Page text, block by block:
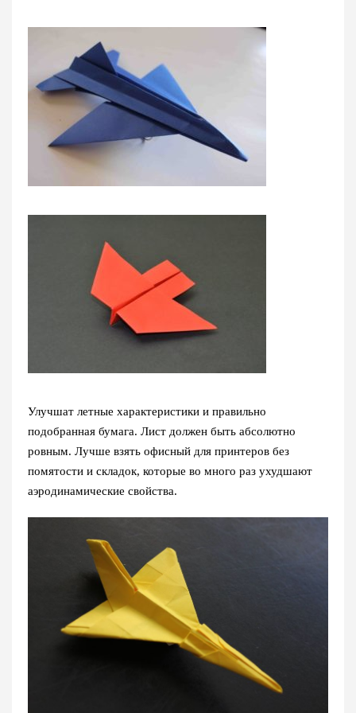
Улучшат летные характеристики и правильно
подобранная бумага. Лист должен быть абсолютно
ровным. Лучше взять офисный для принтеров без
помятости и складок, которые во много раз ухудшают
аэродинамические свойства.